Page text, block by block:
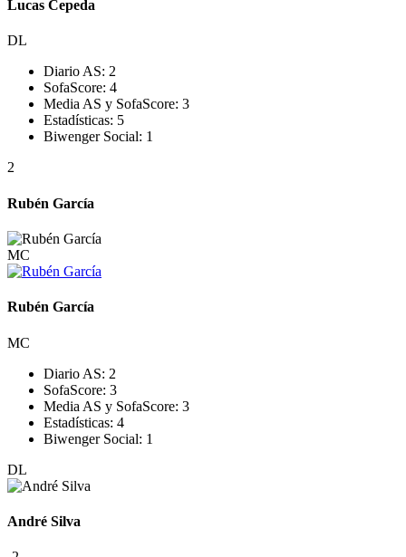
Lucas Cepeda
DL
Diario AS: 2
SofaScore: 4
Media AS y SofaScore: 3
Estadísticas: 5
Biwenger Social: 1
2
Rubén García
MC
Rubén García
MC
Diario AS: 2
SofaScore: 3
Media AS y SofaScore: 3
Estadísticas: 4
Biwenger Social: 1
DL
André Silva